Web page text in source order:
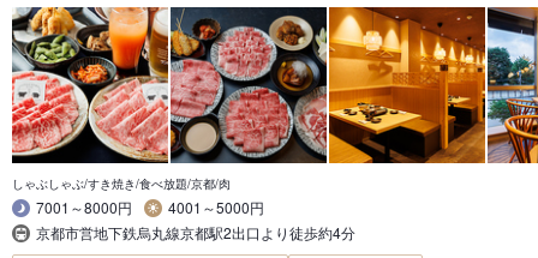
しゃぶしゃぶ/すき焼き/食べ放題/京都/肉
7001～8000円
4001～5000円
京都市営地下鉄烏丸線京都駅2出口より徒歩約4分